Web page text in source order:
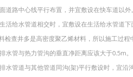
路中心线平行布置，并宜敷设在快车道以外
给水管道相交时，宜敷设在生活给水管道下
查井多是高密度聚乙烯材料，所以施工过程
管与热力管沟的垂直净距离应该大于0.5m。
管道与其他管道同沟(架)平行敷设时，宜沿